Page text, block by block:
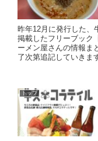
昨年12月に発行した、
掲載したフリーブック
ーメン屋さんの情報ま
了次第追記していきま
トップ